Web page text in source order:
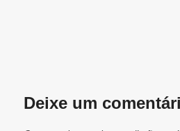
Deixe um